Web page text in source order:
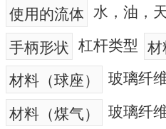
使用的流体 水，油，
手柄形状 杠杆类型 材
材料（球座） 玻璃纤
材料（煤气） 玻璃纤